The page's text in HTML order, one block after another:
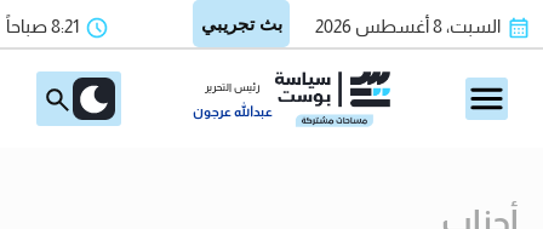
السبت، 8 أغسطس 2026 8:21 صباحاً
رئيس التحرير
عبدالله عرجون
أحزاب